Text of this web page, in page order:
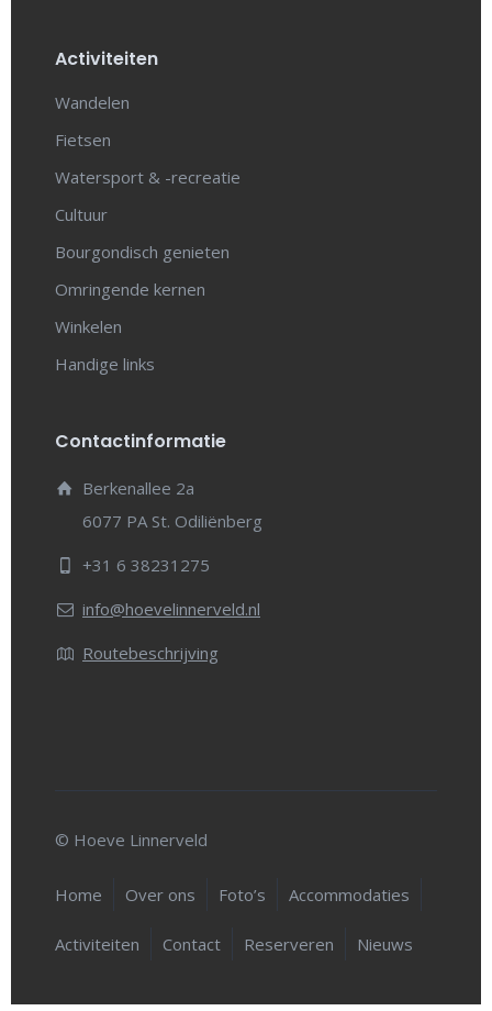
Activiteiten
Wandelen
Fietsen
Watersport & -recreatie
Cultuur
Bourgondisch genieten
Omringende kernen
Winkelen
Handige links
Contactinformatie
Berkenallee 2a
6077 PA St. Odiliënberg
+31 6 38231275
info@hoevelinnerveld.nl
Routebeschrijving
© Hoeve Linnerveld
Home Over ons Foto’s Accommodaties
Activiteiten Contact Reserveren Nieuws